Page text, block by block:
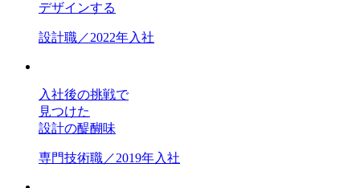
デザインする
設計職／2022年入社
入社後の挑戦で
見つけた
設計の醍醐味
専門技術職／2019年入社